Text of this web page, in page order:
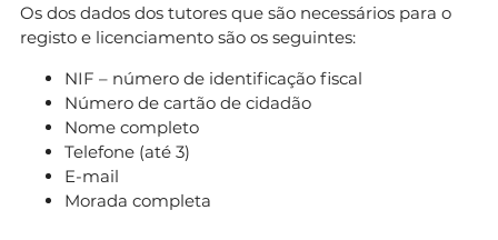
Os dos dados dos tutores que são necessários para o
registo e licenciamento são os seguintes:
NIF – número de identificação fiscal
Número de cartão de cidadão
Nome completo
Telefone (até 3)
E-mail
Morada completa